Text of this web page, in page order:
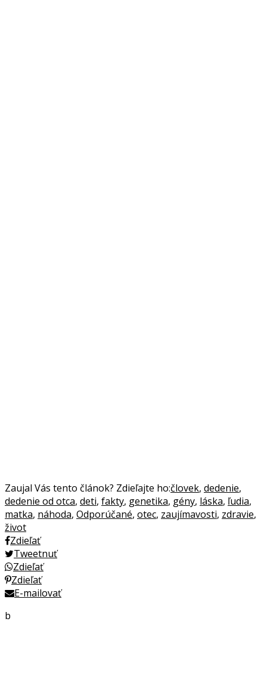
Zaujal Vás tento článok? Zdieľajte ho:človek, dedenie,
dedenie od otca, deti, fakty, genetika, gény, láska, ľudia,
matka, náhoda, Odporúčané, otec, zaujímavosti, zdravie,
život
Zdieľať
Tweetnuť
Zdieľať
Zdieľať
E-mailovať
b